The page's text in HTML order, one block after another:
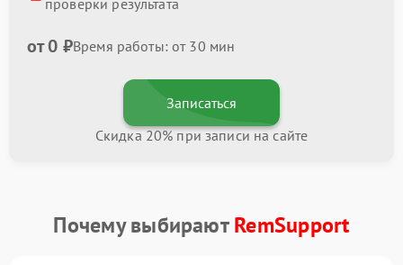
проверки результата
от 0 ₽Время работы: от 30 мин
Записаться
Скидка 20% при записи на сайте
Почему выбираютRemSupport